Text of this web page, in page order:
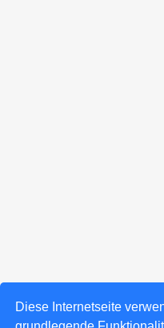
Diese Internetseite